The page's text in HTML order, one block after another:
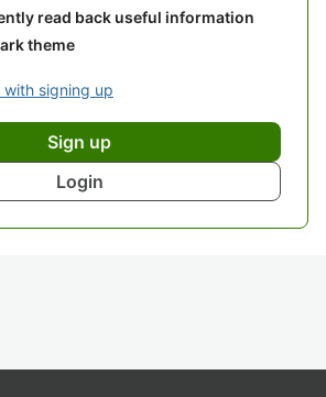
read back useful information
theme
signing up
Sign up
Login